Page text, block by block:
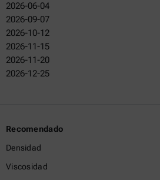
2026-06-04
2026-09-07
2026-10-12
2026-11-15
2026-11-20
2026-12-25
Recomendado
Densidad
Viscosidad